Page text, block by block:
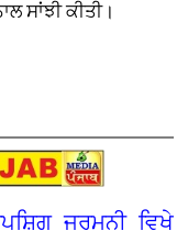
ਸਾਂਝੀ ਕੀਤੀ।
ਜਰਮਨੀ ਵਿਖੇ